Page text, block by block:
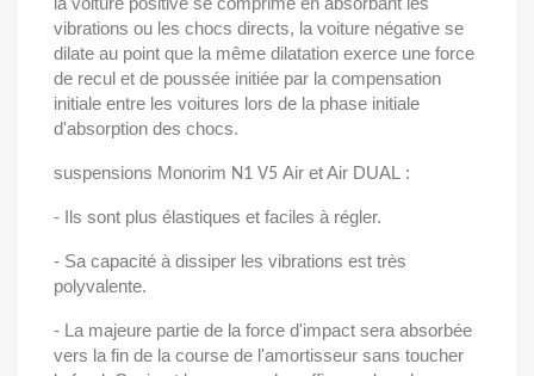
vibrations ou les chocs directs, la voiture négative se
dilate au point que la même dilatation exerce une force
de recul et de poussée initiée par la compensation
initiale entre les voitures lors de la phase initiale
d'absorption des chocs.
suspensions Monorim N1 V5 Air et Air DUAL :
- Ils sont plus élastiques et faciles à régler.
- Sa capacité à dissiper les vibrations est très
polyvalente.
- La majeure partie de la force d'impact sera absorbée
vers la fin de la course de l'amortisseur sans toucher